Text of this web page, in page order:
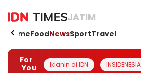
JATIM
HomeFoodNewsSportTravel
For
You
Iklanin di IDN INSIDENESIA